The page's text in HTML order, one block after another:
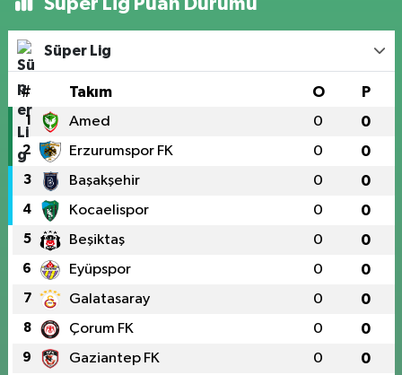
Süper Lig Puan Durumu
Süper Lig
# Takım O P
1 Amed 0 0
2 Erzurumspor FK 0 0
3 Başakşehir 0 0
4 Kocaelispor 0 0
5 Beşiktaş 0 0
6 Eyüpspor 0 0
7 Galatasaray 0 0
8 Çorum FK 0 0
9 Gaziantep FK 0 0